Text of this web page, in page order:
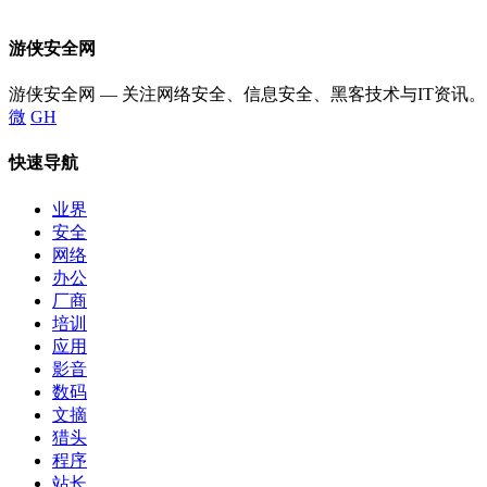
游侠安全网
游侠安全网 — 关注网络安全、信息安全、黑客技术与IT资讯。
微 GH
快速导航
业界
安全
网络
办公
厂商
培训
应用
影音
数码
文摘
猎头
程序
站长